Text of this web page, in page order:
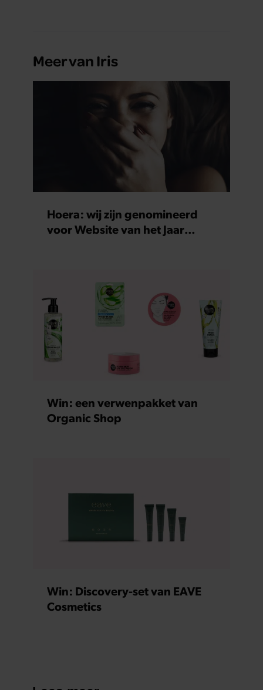
Meer van Iris
Hoera: wij zijn genomineerd
voor Website van het Jaar
Win: een verwenpakket van
Organic Shop
Win: Discovery-set van EAVE
Cosmetics